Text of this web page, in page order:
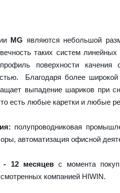
MG являются небольшой
таких систем
поверхности качения
Благодаря более
выпадение шариков при
есть любые каретки и любые
полупроводниковая
автоматизация офисной
- 12 месяцевс момента
компанией HIWIN.